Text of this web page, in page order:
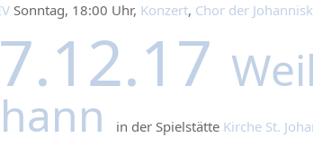
Sonntag, 18:00 Uhr, Konzert, Chor der
in der Spielstätte Kirche St.